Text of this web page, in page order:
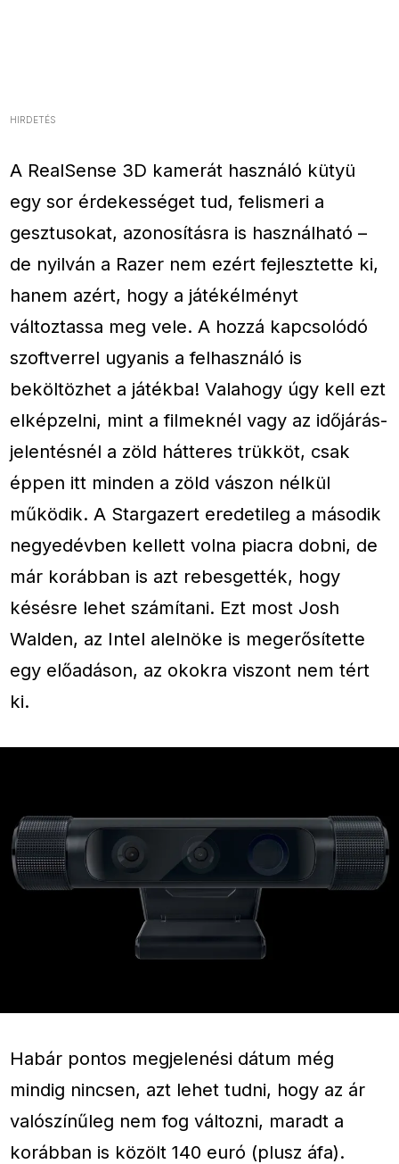
HIRDETÉS
A RealSense 3D kamerát használó kütyü
egy sor érdekességet tud, felismeri a
gesztusokat, azonosításra is használható –
de nyilván a Razer nem ezért fejlesztette ki,
hanem azért, hogy a játékélményt
változtassa meg vele. A hozzá kapcsolódó
szoftverrel ugyanis a felhasználó is
beköltözhet a játékba! Valahogy úgy kell ezt
elképzelni, mint a filmeknél vagy az időjárás-
jelentésnél a zöld hátteres trükköt, csak
éppen itt minden a zöld vászon nélkül
működik. A Stargazert eredetileg a második
negyedévben kellett volna piacra dobni, de
már korábban is azt rebesgették, hogy
késésre lehet számítani. Ezt most Josh
Walden, az Intel alelnöke is megerősítette
egy előadáson, az okokra viszont nem tért
ki.
Habár pontos megjelenési dátum még
mindig nincsen, azt lehet tudni, hogy az ár
valószínűleg nem fog változni, maradt a
korábban is közölt 140 euró (plusz áfa).